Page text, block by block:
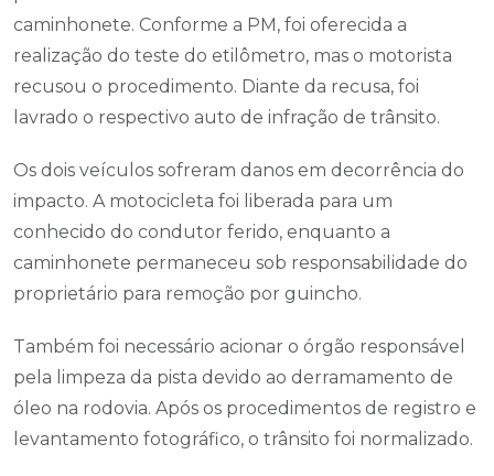
caminhonete. Conforme a PM, foi oferecida a
realização do teste do etilômetro, mas o motorista
recusou o procedimento. Diante da recusa, foi
lavrado o respectivo auto de infração de trânsito.
Os dois veículos sofreram danos em decorrência do
impacto. A motocicleta foi liberada para um
conhecido do condutor ferido, enquanto a
caminhonete permaneceu sob responsabilidade do
proprietário para remoção por guincho.
Também foi necessário acionar o órgão responsável
pela limpeza da pista devido ao derramamento de
óleo na rodovia. Após os procedimentos de registro e
levantamento fotográfico, o trânsito foi normalizado.